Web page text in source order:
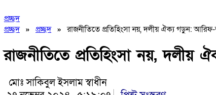
প্রচ্ছদ
প্রচ্ছদ» প্রচ্ছদ»রাজনীতিতে প্রতিহিংসা নয়, দলীয় ঐক্য গড়ুন:
রাজনীতিতে প্রতিহিংসা নয়,
মোঃ সাকিবুল ইসলাম স্বাধীন